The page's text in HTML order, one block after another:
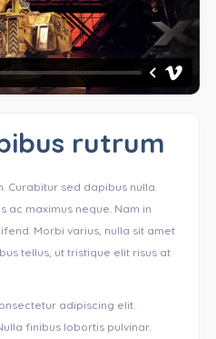
rutrum
Curabitur sed dapibus nulla.
ac maximus neque. Nam in
Morbi varius, nulla sit amet
tellus, ut tristique elit risus at
adipiscing elit.
finibus lobortis pulvinar.